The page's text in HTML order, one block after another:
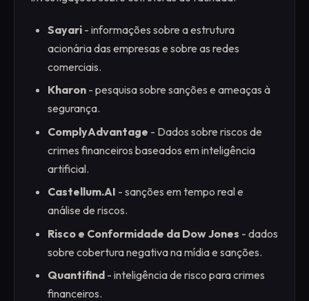
Sayari - informações sobre a estrutura
acionária das empresas e sobre as redes
comerciais.
Kharon - pesquisa sobre sanções e ameaças à
segurança.
ComplyAdvantage - Dados sobre riscos de
crimes financeiros baseados em inteligência
artificial.
Castellum.AI - sanções em tempo real e
análise de riscos.
Risco e Conformidade da Dow Jones - dados
sobre cobertura negativa na mídia e sanções.
Quantifind - inteligência de risco para crimes
financeiros.